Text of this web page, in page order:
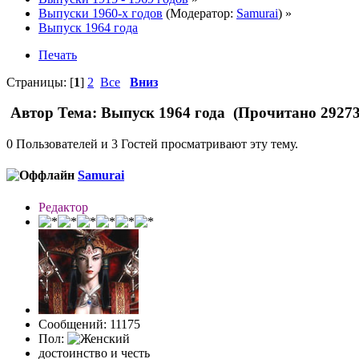
Выпуски 1960-х годов (Модератор: Samurai) »
Выпуск 1964 года
Печать
Страницы: [1] 2 Все Вниз
Автор Тема: Выпуск 1964 года (Прочитано
0 Пользователей и 3 Гостей просматривают эту тему.
Samurai
Редактор
Сообщений: 11175
Пол:
достоинство и честь